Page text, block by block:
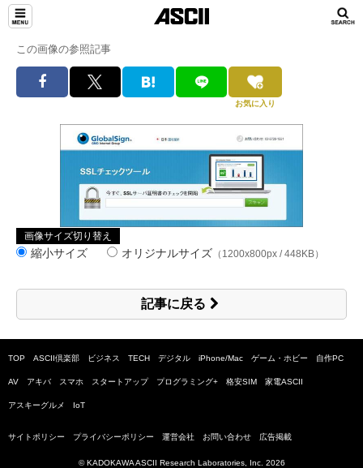
この画像の参照記事
お気に入り
画像サイズ切り替え
縮小サイズ オリジナルサイズ （1200x800px / 448KB）
記事に戻る
TOP ASCII倶楽部 ビジネス TECH デジタル iPhone/Mac ゲーム・ホビー 自作PC
AV アキバ スマホ スタートアップ プログラミング+ 格安SIM 家電ASCII
アスキーグルメ IoT
サイトポリシー プライバシーポリシー 運営会社 お問い合わせ 広告掲載
© KADOKAWA ASCII Research Laboratories, Inc. 2026